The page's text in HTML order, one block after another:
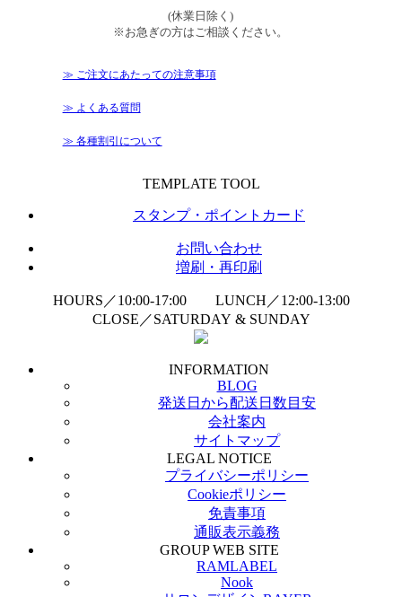
(休業日除く)
※お急ぎの方はご相談ください。
≫ ご注文にあたっての注意事項
≫ よくある質問
≫ 各種割引について
TEMPLATE TOOL
スタンプ・ポイントカード
お問い合わせ
増刷・再印刷
HOURS／10:00-17:00 LUNCH／12:00-13:00
CLOSE／SATURDAY & SUNDAY
INFORMATION
BLOG
発送日から配送日数目安
会社案内
サイトマップ
LEGAL NOTICE
プライバシーポリシー
Cookieポリシー
免責事項
通販表示義務
GROUP WEB SITE
RAMLABEL
Nook